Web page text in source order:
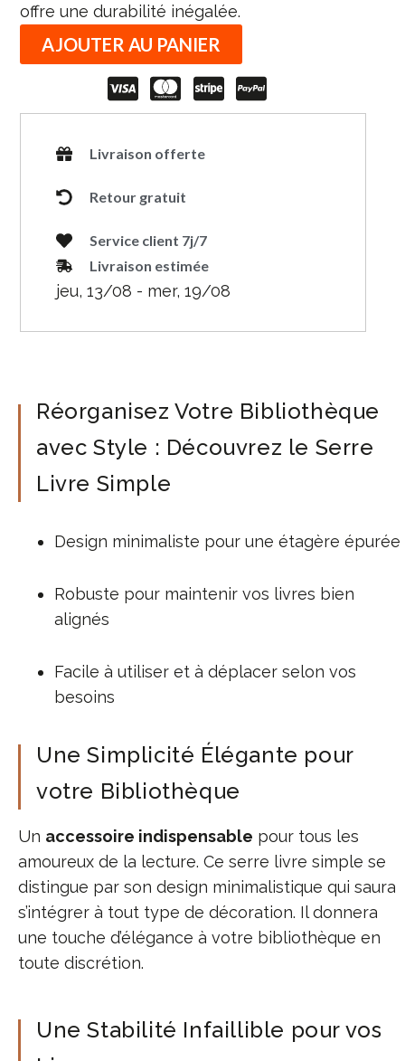
offre une durabilité inégalée.
AJOUTER AU PANIER
Livraison offerte
Retour gratuit
Service client 7j/7
Livraison estimée
jeu, 13/08 - mer, 19/08
Réorganisez Votre Bibliothèque
avec Style : Découvrez le Serre
Livre Simple
Design minimaliste pour une étagère épurée
Robuste pour maintenir vos livres bien
alignés
Facile à utiliser et à déplacer selon vos
besoins
Une Simplicité Élégante pour
votre Bibliothèque
Un accessoire indispensable pour tous les
amoureux de la lecture. Ce serre livre simple se
distingue par son design minimalistique qui saura
s’intégrer à tout type de décoration. Il donnera
une touche d’élégance à votre bibliothèque en
toute discrétion.
Une Stabilité Infaillible pour vos